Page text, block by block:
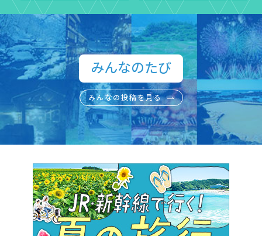
みんなのたび​
みんなの投稿を見る